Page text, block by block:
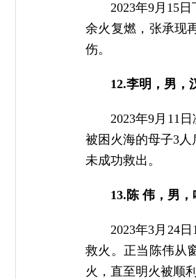
2023年9月15
余火复燃，张承现
伤。
12.李明，男，
2023年9月11
被困火海的母子3
未成功救出。
13.陈 伟，男
2023年3月24
救火。正当陈伟从
火，直至明火被顺